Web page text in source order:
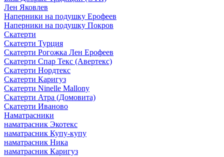
Лен Яковлев
Наперники на подушку Ерофеев
Наперники на подушку Покров
Скатерти
Скатерти Турция
Скатерти Рогожка Лен Ерофеев
Скатерти Спар Текс (Авертекс)
Скатерти Нордтекс
Скатерти Каригуз
Скатерти Ninelle Mallony
Скатерти Атра (Домовита)
Скатерти Иваново
Наматрасники
наматрасник Экотекс
наматрасник Купу-купу
наматрасник Ника
наматрасник Каригуз